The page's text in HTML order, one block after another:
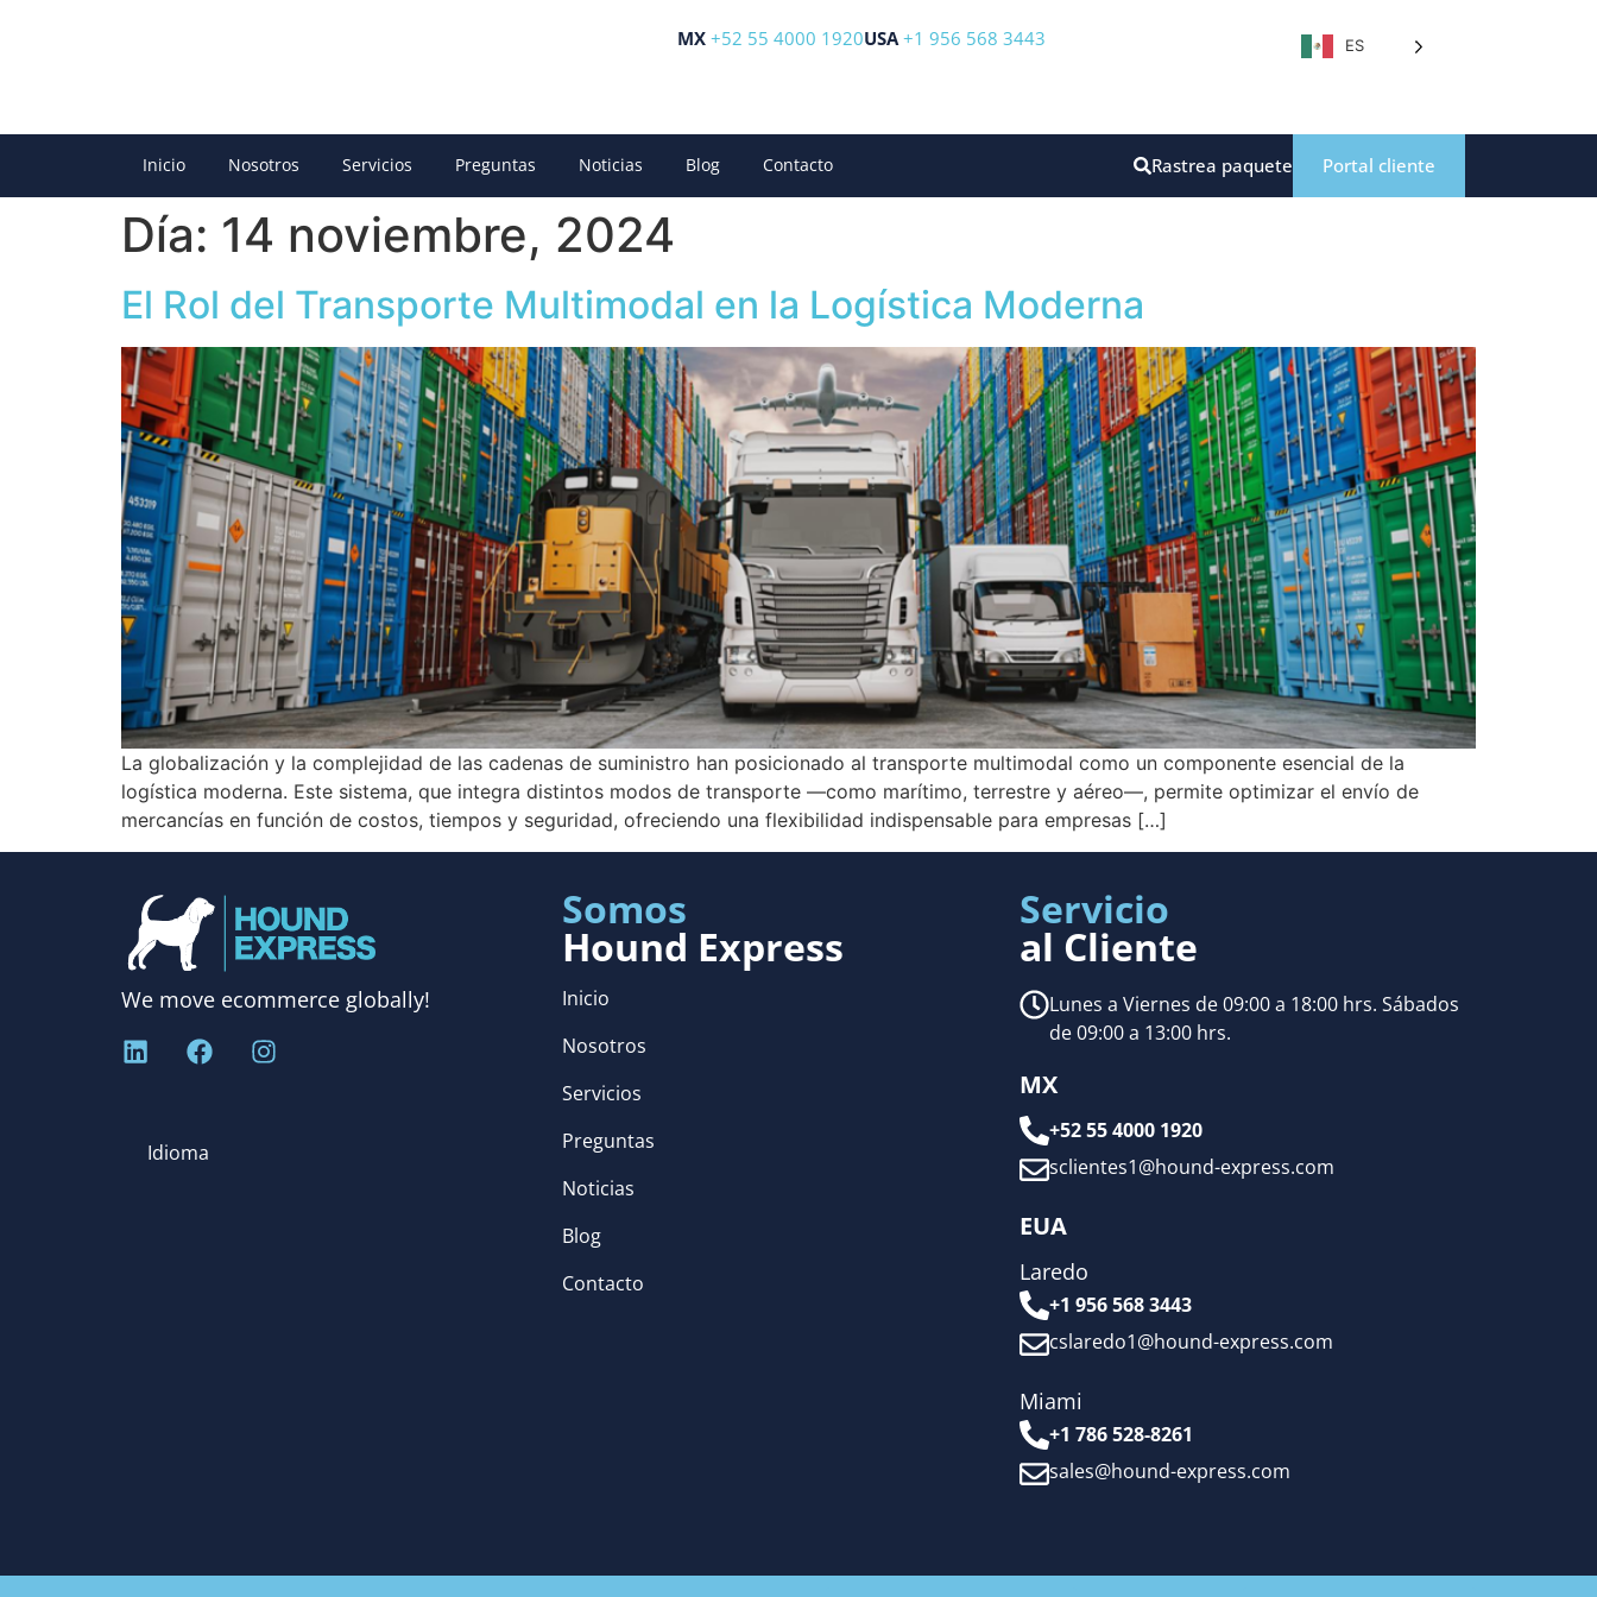
MX +52 55 4000 1920USA +1 956 568 3443 ES
Inicio Nosotros Servicios Preguntas Noticias Blog Contacto Portal cliente
Rastrea paquete
Día: 14 noviembre, 2024
El Rol del Transporte Multimodal en la Logística Moderna
La globalización y la complejidad de las cadenas de suministro han posicionado al transporte multimodal como un componente esencial de la
logística moderna. Este sistema, que integra distintos modos de transporte —como marítimo, terrestre y aéreo—, permite optimizar el envío de
mercancías en función de costos, tiempos y seguridad, ofreciendo una flexibilidad indispensable para empresas […]
We move ecommerce globally!
Idioma
Somos
Hound Express
Inicio
Nosotros
Servicios
Preguntas
Noticias
Blog
Contacto
Servicio
al Cliente
Lunes a Viernes de 09:00 a 18:00 hrs. Sábados
de 09:00 a 13:00 hrs.
MX
+52 55 4000 1920
sclientes1@hound-express.com
EUA
Laredo
+1 956 568 3443
cslaredo1@hound-express.com
Miami
+1 786 528-8261
sales@hound-express.com